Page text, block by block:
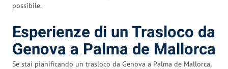
possibile.
Esperienze di un Trasloco da
Genova a Palma de Mallorca
Se stai pianificando un trasloco da Genova a Palma de Mallorca,